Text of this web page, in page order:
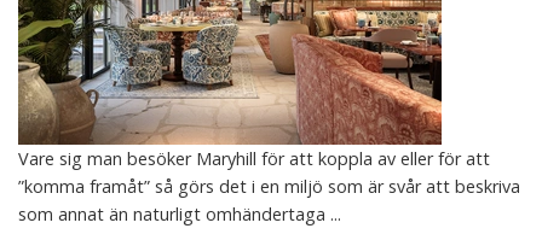
Vare sig man besöker Maryhill för att koppla av eller för att
”komma framåt” så görs det i en miljö som är svår att beskriva
som annat än naturligt omhändertaga ...